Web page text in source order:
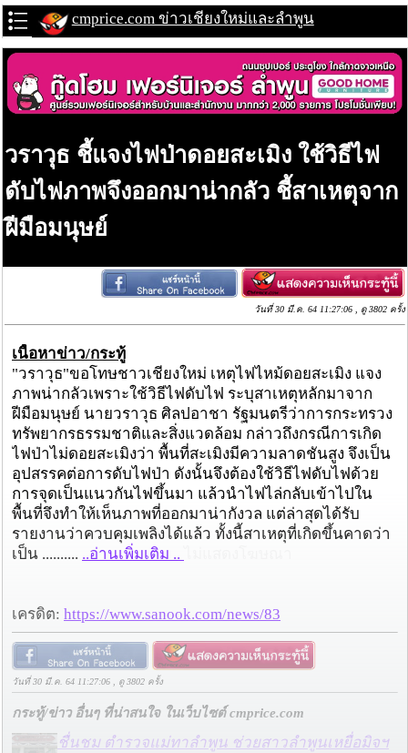
cmprice.com ข่าวเชียงใหม่และลำพูน
วราวุธ ชี้แจงไฟป่าดอยสะเมิง ใช้วิธีไฟ
ดับไฟภาพจึงออกมาน่ากลัว ชี้สาเหตุจาก
ฝีมือมนุษย์
วันที่ 30 มี.ค. 64 11:27:06 , ดู 3802 ครั้ง
เนื้อหาข่าว/กระทู้
"วราวุธ"ขอโทษชาวเชียงใหม่ เหตุไฟไหม้ดอยสะเมิง แจง
ภาพน่ากลัวเพราะใช้วิธีไฟดับไฟ ระบุสาเหตุหลักมาจาก
ฝีมือมนุษย์ นายวราวุธ ศิลปอาชา รัฐมนตรีว่าการกระทรวง
ทรัพยากรธรรมชาติและสิ่งแวดล้อม กล่าวถึงกรณีการเกิด
ไฟป่าไม่ดอยสะเมิงว่า พื้นที่สะเมิงมีความลาดชันสูง จึงเป็น
อุปสรรคต่อการดับไฟป่า ดังนั้นจึงต้องใช้วิธีไฟดับไฟด้วย
การจุดเป็นแนวกันไฟขึ้นมา แล้วนำไฟไล่กลับเข้าไปใน
พื้นที่จึงทำให้เห็นภาพที่ออกมาน่ากังวล แต่ล่าสุดได้รับ
รายงานว่าควบคุมเพลิงได้แล้ว ทั้งนี้สาเหตุที่เกิดขึ้นคาดว่า
เป็น .......... ..อ่านเพิ่มเติม ..
เครดิต: https://www.sanook.com/news/83
วันที่ 30 มี.ค. 64 11:27:06 , ดู 3802 ครั้ง
กระทู้/ข่าว อื่นๆ ที่น่าสนใจ ในเว็บไซต์ cmprice.com
ชื่นชม ตำรวจแม่ทาลำพูน ช่วยสาวลำพูนเหยื่อมิจฯ